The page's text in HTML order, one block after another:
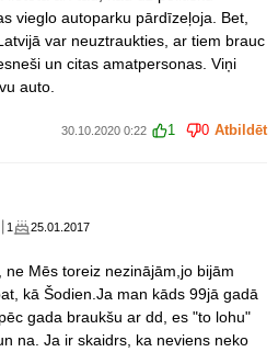
vieglo autoparku pārdīzeļoja. Bet,
var neuztraukties, ar tiem brauc
un citas amatpersonas. Viņi
auto.
30.10.2020 0:22 1 0 Atbildēt
1 25.01.2017
ne Mēs toreiz nezinājām,jo bijām
kā Šodien.Ja man kāds 99jā gadā
gada braukšu ar dd, es "to lohu"
na. Ja ir skaidrs, ka neviens neko